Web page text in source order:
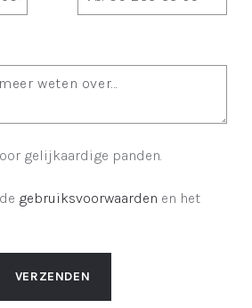
gelijkaardige panden.
gebruiksvoorwaarden en het
VERZENDEN